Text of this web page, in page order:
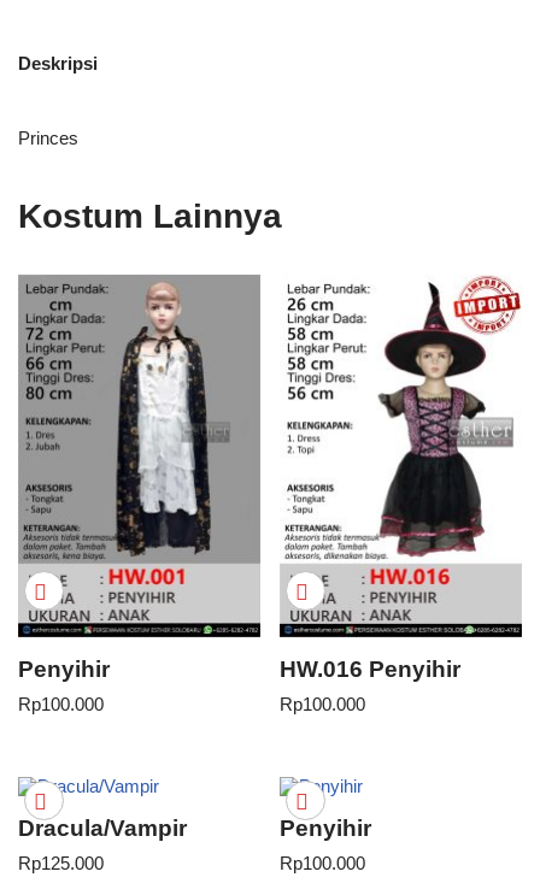
Deskripsi
Princes
Kostum Lainnya
Penyihir
Rp100.000
HW.016 Penyihir
Rp100.000
Dracula/Vampir
Rp125.000
Penyihir
Rp100.000